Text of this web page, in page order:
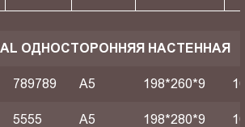
ОДНОСТОРОННЯЯ НАСТЕННАЯ
789789 A5 198*260*9
5555 A5 198*280*9